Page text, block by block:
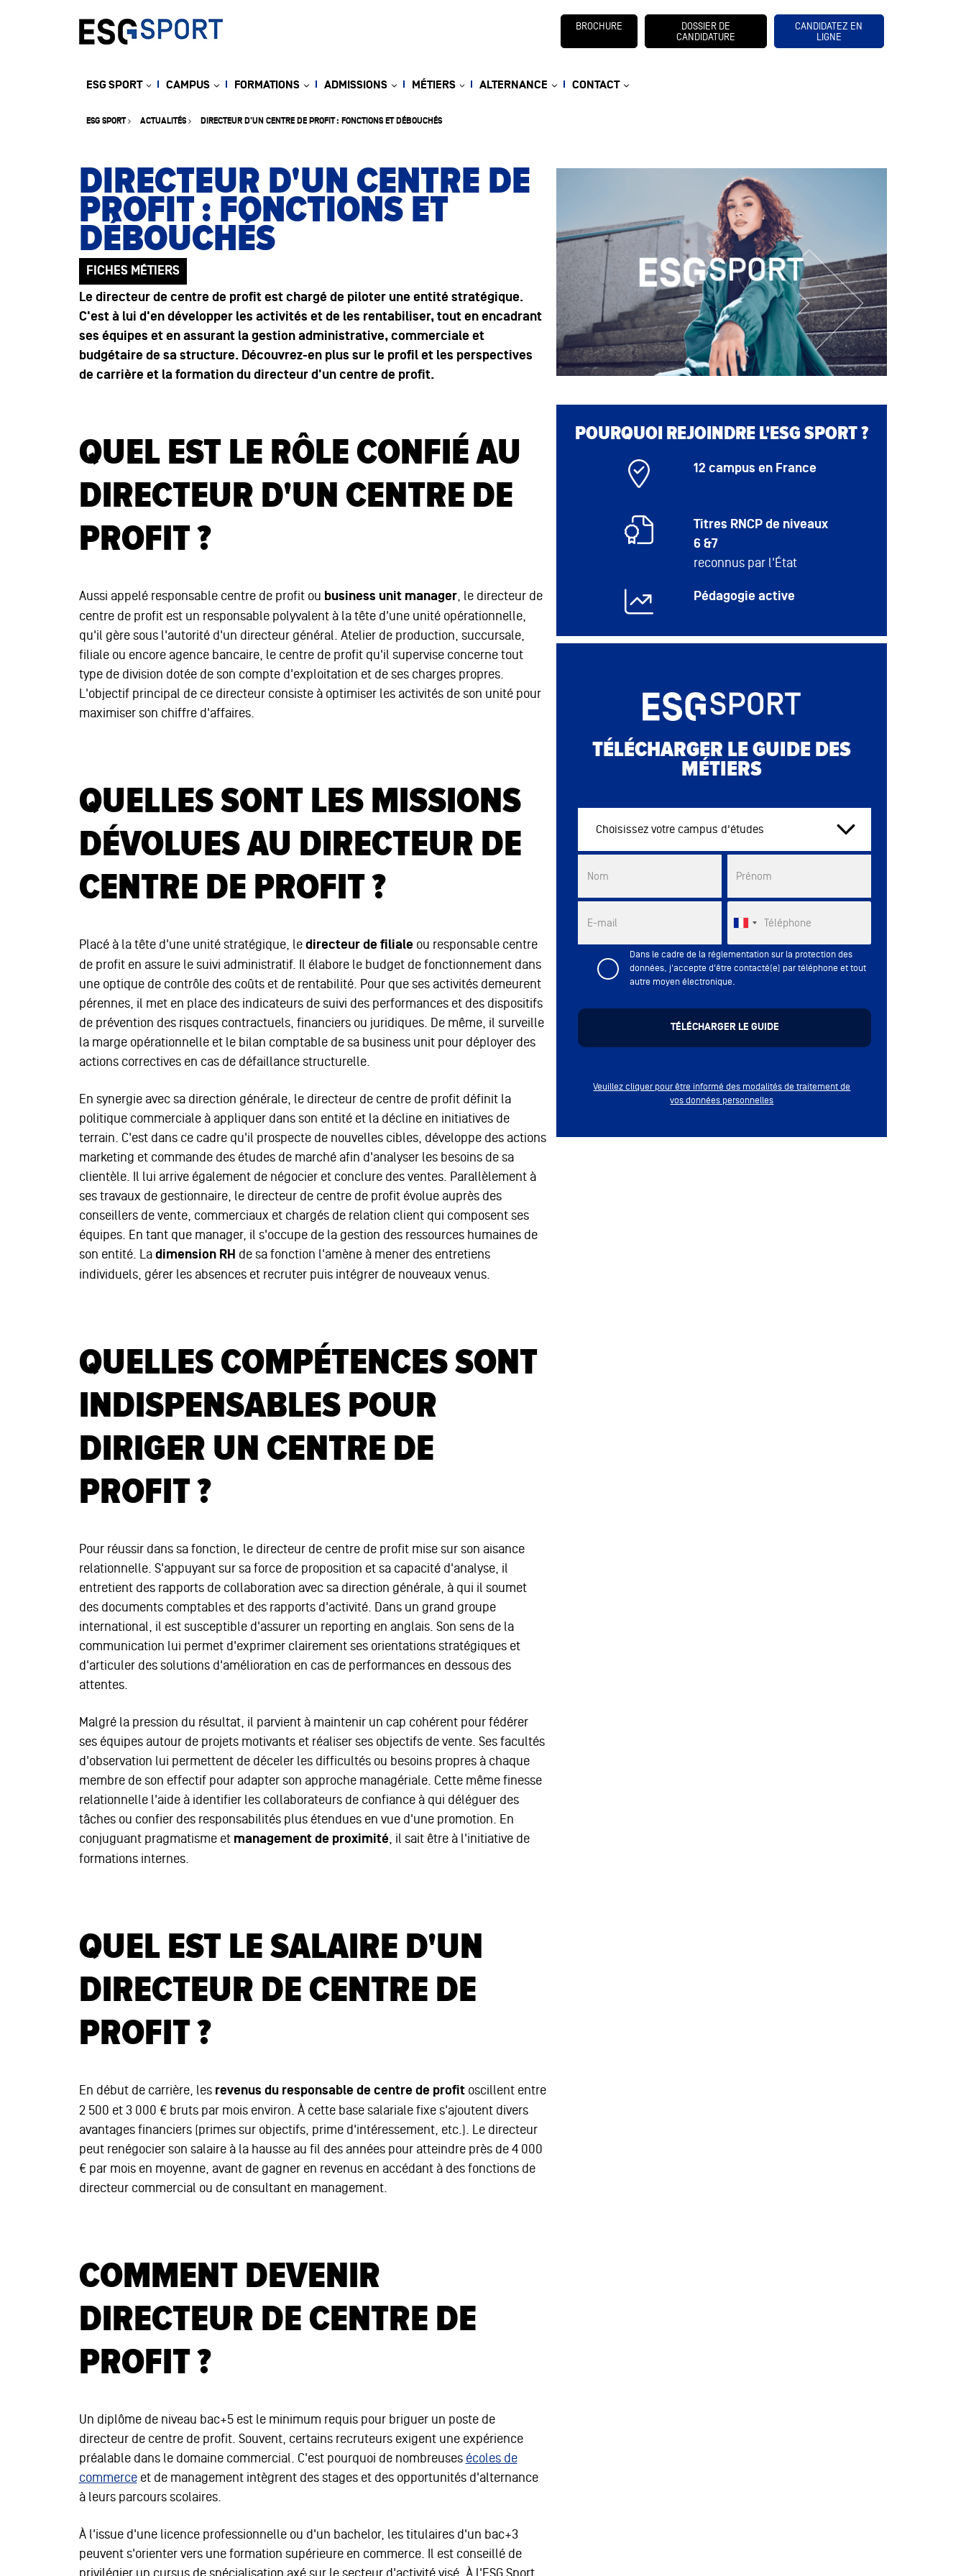
ESG SPORT ACTUALITÉS DIRECTEUR D'UN CENTRE DE PROFIT : FONCTIONS ET DÉBOUCHÉS
DIRECTEUR D'UN CENTRE DE
PROFIT : FONCTIONS ET
DÉBOUCHÉS
FICHES MÉTIERS
Le directeur de centre de profitest chargé de piloter une entité stratégique.
C'est à lui d'en développer les activités et de les rentabiliser, tout en encadrant
ses équipes et en assurant la gestion administrative, commerciale et
budgétaire de sa structure. Découvrez-en plus sur le profil et les perspectives
de carrière et laformation du directeur d'un centre de profit.
QUEL EST LE RÔLE CONFIÉ AU
DIRECTEUR D'UN CENTRE DE
PROFIT ?
Aussi appelé responsable centre de profit ou business unit manager, le directeur de
centre de profit est un responsable polyvalent à la tête d'une unité opérationnelle,
qu'il gère sous l'autorité d'un directeur général. Atelier de production, succursale,
filiale ou encore agence bancaire, le centre de profit qu'il supervise concerne tout
type de division dotée de son compte d'exploitation et de ses charges propres.
L'objectif principal de ce directeur consiste à optimiser les activités de son unité pour
maximiser son chiffre d'affaires.
QUELLES SONT LES MISSIONS
DÉVOLUES AU DIRECTEUR DE
CENTRE DE PROFIT ?
Placé à la tête d'une unité stratégique, le directeur de filiale ou responsable centre
de profit en assure le suivi administratif. Il élabore le budget de fonctionnement dans
une optique de contrôle des coûts et de rentabilité. Pour que ses activités demeurent
pérennes, il met en place des indicateurs de suivi des performances et des dispositifs
de prévention des risques contractuels, financiers ou juridiques. De même, il surveille
la marge opérationnelle et le bilan comptable de sa business unit pour déployer des
actions correctives en cas de défaillance structurelle.
En synergie avec sa direction générale, le directeur de centre de profit définit la
politique commerciale à appliquer dans son entité et la décline en initiatives de
terrain. C'est dans ce cadre qu'il prospecte de nouvelles cibles, développe des actions
marketing et commande des études de marché afin d'analyser les besoins de sa
clientèle. Il lui arrive également de négocier et conclure des ventes. Parallèlement à
ses travaux de gestionnaire, le directeur de centre de profit évolue auprès des
conseillers de vente, commerciaux et chargés de relation client qui composent ses
équipes. En tant que manager, il s'occupe de la gestion des ressources humaines de
son entité. La dimension RH de sa fonction l'amène à mener des entretiens
individuels, gérer les absences et recruter puis intégrer de nouveaux venus.
QUELLES COMPÉTENCES SONT
INDISPENSABLES POUR
DIRIGER UN CENTRE DE
PROFIT ?
Pour réussir dans sa fonction, le directeur de centre de profit mise sur son aisance
relationnelle. S'appuyant sur sa force de proposition et sa capacité d'analyse, il
entretient des rapports de collaboration avec sa direction générale, à qui il soumet
des documents comptables et des rapports d'activité. Dans un grand groupe
international, il est susceptible d'assurer un reporting en anglais. Son sens de la
communication lui permet d'exprimer clairement ses orientations stratégiques et
d'articuler des solutions d'amélioration en cas de performances en dessous des
attentes.
Malgré la pression du résultat, il parvient à maintenir un cap cohérent pour fédérer
ses équipes autour de projets motivants et réaliser ses objectifs de vente. Ses facultés
d'observation lui permettent de déceler les difficultés ou besoins propres à chaque
membre de son effectif pour adapter son approche managériale. Cette même finesse
relationnelle l'aide à identifier les collaborateurs de confiance à qui déléguer des
tâches ou confier des responsabilités plus étendues en vue d'une promotion. En
conjuguant pragmatisme et management de proximité, il sait être à l'initiative de
formations internes.
QUEL EST LE SALAIRE D'UN
DIRECTEUR DE CENTRE DE
PROFIT ?
En début de carrière, les revenus du responsable de centre de profitoscillent entre
2 500 et 3 000 € bruts par mois environ. À cette base salariale fixe s'ajoutent divers
avantages financiers (primes sur objectifs, prime d'intéressement, etc.). Le directeur
peut renégocier son salaire à la hausse au fil des années pour atteindre près de 4 000
€ par mois en moyenne, avant de gagner en revenus en accédant à des fonctions de
directeur commercial ou de consultant en management.
COMMENT DEVENIR
DIRECTEUR DE CENTRE DE
PROFIT ?
Un diplôme de niveau bac+5 est le minimum requis pour briguer un poste de
directeur de centre de profit. Souvent, certains recruteurs exigent une expérience
préalable dans le domaine commercial. C'est pourquoi de nombreuses écoles de
commerceet de management intègrent des stages et des opportunités d'alternance
à leurs parcours scolaires.
À l'issue d'une licence professionnelle ou d'un bachelor, les titulaires d'un bac+3
peuvent s'orienter vers une formation supérieure en commerce. Il est conseillé de
privilégier un cursus de spécialisation axé sur le secteur d'activité visé. À l'ESG Sport,
POURQUOI REJOINDRE L'ESG SPORT ?
12 campus en France
Titres RNCP de niveaux
6 &7
reconnus par l'État
Pédagogie active
TÉLÉCHARGER LE GUIDE DES
MÉTIERS
Choisissez votre campus d'études
Nom Prénom
E-mail Téléphone
Dans le cadre de la réglementation sur la protection des
données, j'accepte d'être contacté(e) par téléphone et tout
autre moyen électronique.
Veuillez cliquer pour être informé des modalités de traitement de
vos données personnelles
BROCHURE
DOSSIER DE
CANDIDATURE
CANDIDATEZ EN
LIGNE
ESG SPORT CAMPUS FORMATIONS ADMISSIONS MÉTIERS ALTERNANCE CONTACT